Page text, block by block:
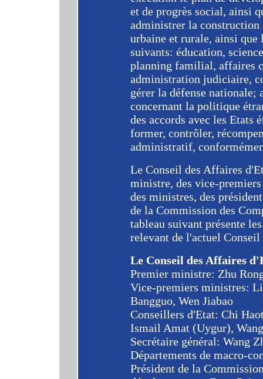
et de progrès social, ainsi
administrer la
urbaine et rurale, ainsi que
suivants: éducation,
planning familial, affaires
administration judiciaire,
gérer la défense
concernant la politique
des accords avec les Etats
former, contrôler,
administratif,
Le Conseil des Affaires
ministre, des vice-
des ministres, des
de la Commission des
tableau suivant présente
relevant de l'actuel
Le Conseil des Affaires
Premier ministre: Zhu
Vice-premiers ministres:
Bangguo, Wen Jiabao
Conseillers d'Etat: Chi
Ismail Amat (Uygur),
Secrétaire général: Wang
Départements de macro-
Président de la